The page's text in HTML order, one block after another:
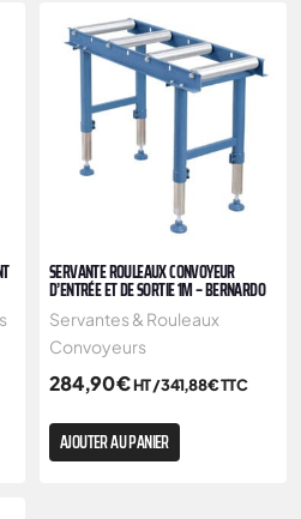
SERVANTE ROULEAUX CONVOYEUR
D’ENTRÉE ET DE SORTIE 1M – BERNARDO
Servantes & Rouleaux
Convoyeurs
284,90€HT /341,88€TTC
AJOUTER AU PANIER